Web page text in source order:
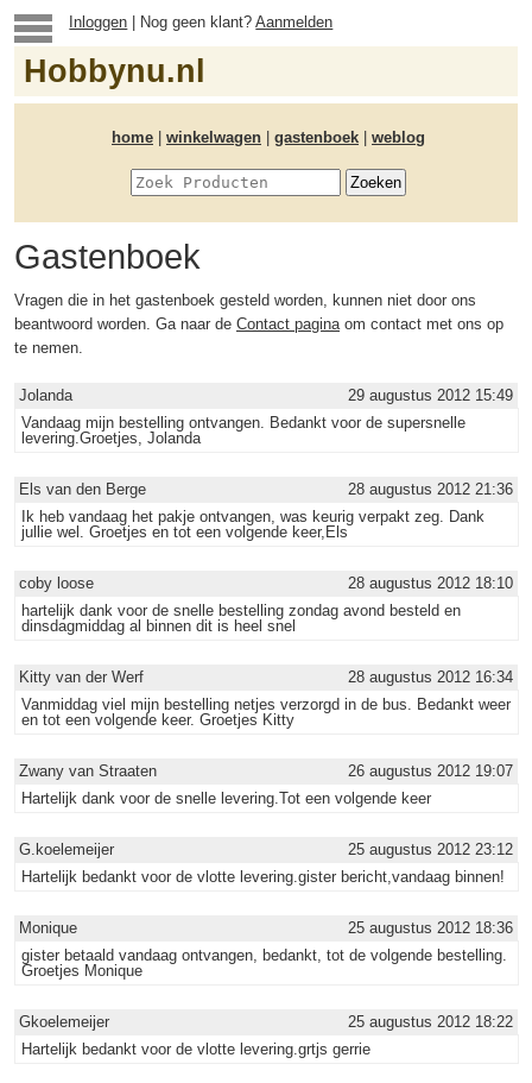
Inloggen | Nog geen klant?Aanmelden
Hobbynu.nl
home winkelwagen gastenboek weblog
Gastenboek
Vragen die in het gastenboek gesteld worden, kunnen niet door ons
beantwoord worden. Ga naar de Contact paginaom contact met ons op
te nemen.
Jolanda
29 augustus 2012 15:49
Vandaag mijn bestelling ontvangen. Bedankt voor de supersnelle
levering.Groetjes, Jolanda
Els van den Berge
28 augustus 2012 21:36
Ik heb vandaag het pakje ontvangen, was keurig verpakt zeg. Dank
jullie wel. Groetjes en tot een volgende keer,Els
coby loose
28 augustus 2012 18:10
hartelijk dank voor de snelle bestelling zondag avond besteld en
dinsdagmiddag al binnen dit is heel snel
Kitty van der Werf
28 augustus 2012 16:34
Vanmiddag viel mijn bestelling netjes verzorgd in de bus. Bedankt weer
en tot een volgende keer. Groetjes Kitty
Zwany van Straaten
26 augustus 2012 19:07
Hartelijk dank voor de snelle levering.Tot een volgende keer
G.koelemeijer
25 augustus 2012 23:12
Hartelijk bedankt voor de vlotte levering.gister bericht,vandaag binnen!
Monique
25 augustus 2012 18:36
gister betaald vandaag ontvangen, bedankt, tot de volgende bestelling.
Groetjes Monique
Gkoelemeijer
25 augustus 2012 18:22
Hartelijk bedankt voor de vlotte levering.grtjs gerrie